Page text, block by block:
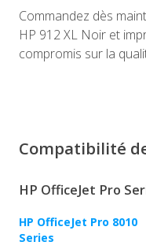
Commandez dès
HP 912 XL Noir et
compromis sur la
Compatibilité
HP OfficeJet Pro
HP OfficeJet Pro 8010
Series